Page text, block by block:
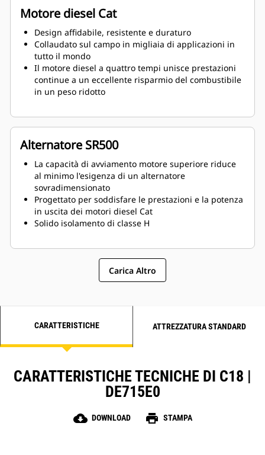
Motore diesel Cat
Design affidabile, resistente e duraturo
Collaudato sul campo in migliaia di applicazioni in
tutto il mondo
Il motore diesel a quattro tempi unisce prestazioni
continue a un eccellente risparmio del combustibile
in un peso ridotto
Alternatore SR500
La capacità di avviamento motore superiore riduce
al minimo l'esigenza di un alternatore
sovradimensionato
Progettato per soddisfare le prestazioni e la potenza
in uscita dei motori diesel Cat
Solido isolamento di classe H
Carica Altro
CARATTERISTICHE ATTREZZATURA STANDARD
CARATTERISTICHE TECNICHE DI C18 |
DE715E0
cloud_download DOWNLOAD print STAMPA